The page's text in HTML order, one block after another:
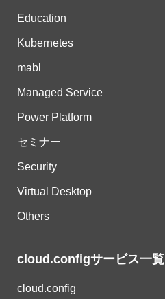
Education
Kubernetes
mabl
Managed Service
Power Platform
セミナー
Security
Virtual Desktop
Others
cloud.configサービス一覧
cloud.config